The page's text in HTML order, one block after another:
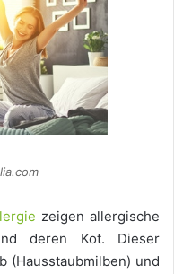
zeigen allergische
deren Kot. Dieser
(Hausstaubmilben) und